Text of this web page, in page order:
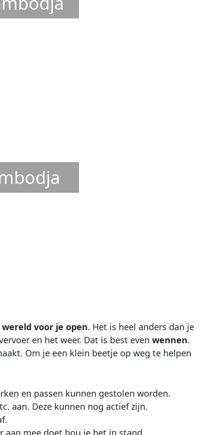
wereld voor je open. Het is heel anders dan je
en het weer. Dat is best even wennen.
Om je een klein beetje op weg te helpen
en passen kunnen gestolen worden.
aan. Deze kunnen nog actief zijn.
mee doet hou je het in stand.